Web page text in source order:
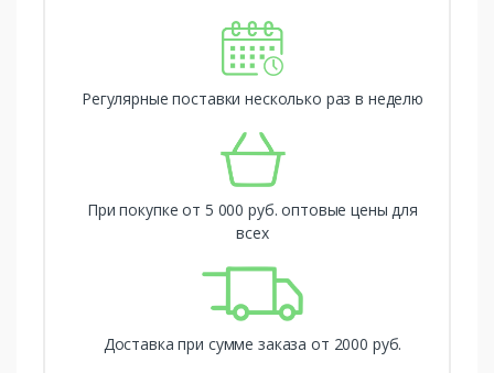
Регулярные поставки несколько раз в неделю
При покупке от 5 000 руб. оптовые цены для
всех
Доставка при сумме заказа от 2000 руб.